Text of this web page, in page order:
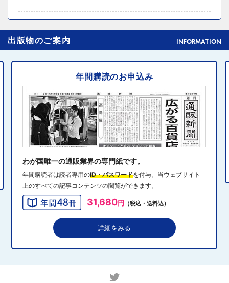
4
元ディノスの石川森生氏、ECのプロフェッショナルらの
共助型ネットワーク組織立ち上げ
2024年10月31日 14:10
消費者庁、美容液通販に特定商取引法違反で9カ月の業務
停止命令
2024年10月31日 14:32
り込み
2024年10月31日 13:40
QVCジャパンがゾゾと”コーデ対決”、”千葉愛”テーマにフ
8
出版物のご案内 INFORMATION
年間購読のお申込み
わが国唯一の通販業界の専門紙です。
年間購読者は読者専用のID・パスワードを付与。当ウェブサイト
上のすべての記事コンテンツの閲覧ができます。
31,680円 （税込・送料込）
詳細をみる